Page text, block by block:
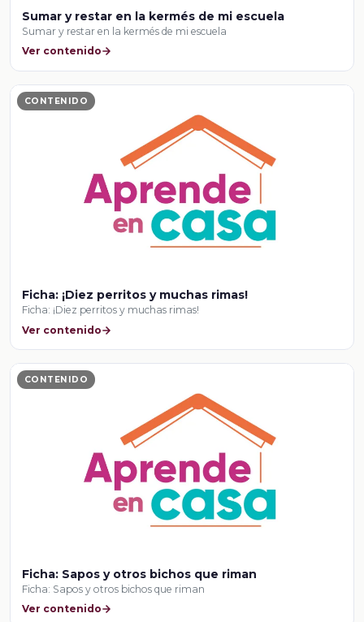
Sumar y restar en la kermés de mi escuela
Sumar y restar en la kermés de mi escuela
Ver contenido
CONTENIDO
Ficha: ¡Diez perritos y muchas rimas!
Ficha: ¡Diez perritos y muchas rimas!
Ver contenido
CONTENIDO
Ficha: Sapos y otros bichos que riman
Ficha: Sapos y otros bichos que riman
Ver contenido